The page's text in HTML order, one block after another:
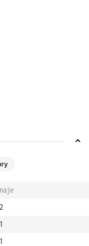
2
1
1